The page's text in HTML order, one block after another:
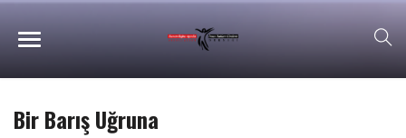
Bir Barış Uğruna